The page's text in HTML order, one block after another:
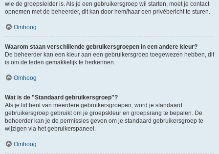
wie de groepsleider is. Als je een gebruikersgroep wil starten, moet je contact
opnemen met de beheerder, dit kan door hem/haar een privébericht te sturen.
Omhoog
Waarom staan verschillende gebruikersgroepen in een andere kleur?
De beheerder kan een kleur aan een gebruikersgroep toegewezen hebben, dit
is om de leden gemakkelijk te herkennen.
Omhoog
Wat is de "Standaard gebruikersgroep"?
Als je lid bent van meerdere gebruikersgroepen, word je standaard
gebruikersgroep gebruikt om je groepskleur en groepsrang te bepalen. De
beheerder kan je de permissies geven om je standaard gebruikersgroep te
wijzigen via het gebruikerspaneel.
Omhoog